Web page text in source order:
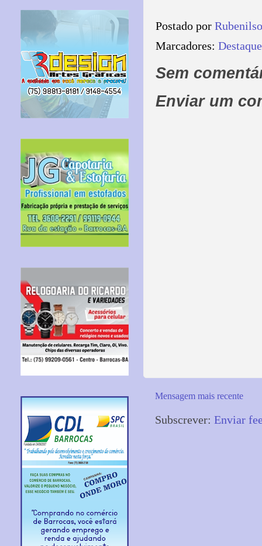
Postado por
Marcadores: Destaque
Sem
Enviar um
Mensagem mais recente
Subscrever: Enviar